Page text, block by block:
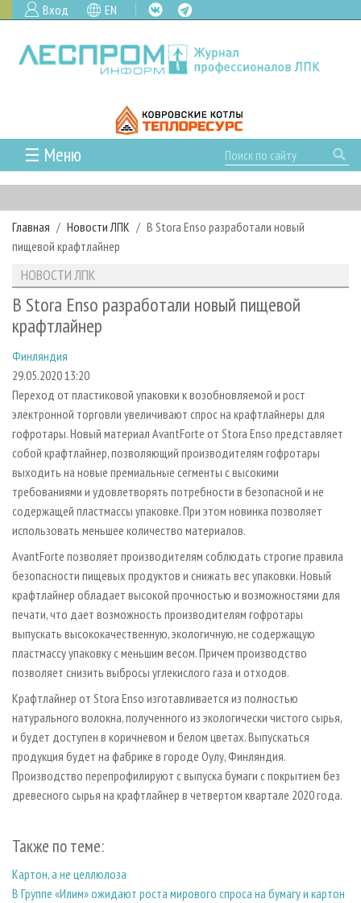
Вход EN
☰ Меню
ГЛАВНАЯ
РУБРИКИ И ТЕМЫ
РУБРИКИ ЖУРНАЛА
ЛЕСОЗАГОТОВКА
ЛЕСОПИЛЕНИЕ
СУШКА ДРЕВЕСИНЫ
ПРОИЗВОДСТВО ДРЕВЕСНЫХ ПЛИТ
ДЕРЕВЯННОЕ ДОМОСТРОЕНИЕ
ПРОИЗВОДСТВО МЕБЕЛИ
БИОЭНЕРГЕТИКА
ЦБП
ИНСТРУМЕНТ И МАТЕРИАЛЫ
НОВОСТИ
НОВОСТИ ЛПК
НОВОСТИ ЖУРНАЛА
ПРОЕКТЫ ЛПИ
АНАЛИТИКА
ПРЕДПРИЯТИЯ ЛПК
ПЕРСОНЫ
МОБИЛЬНЫЕ ВЫСТАВКИ
ОФИЦИАЛЬНЫЕ ДЕЛЕГАЦИИ
ПРИОРИТЕТНЫЕ ИНВЕСТПРОЕКТЫ
RUSSIAN FORESTRY REVIEW
ГАЗЕТА ЛЕСПРОМФОРУМ
БИБЛИОТЕКА СПЕЦИАЛИСТА
АРХИВ
АРХИВ ЖУРНАЛОВ
О ЖУРНАЛЕ
КОНТАКТЫ
РЕКЛАМОДАТЕЛЯМ
РЕКЛАМА
РЕКЛАМА НА САЙТЕ
Главная Новости ЛПК
В Stora Enso разработали новый
пищевой крафтлайнер
НОВОСТИ ЛПК
В Stora Enso разработали новый пищевой
крафтлайнер
Финляндия
29.05.2020 13:20
Переход от пластиковой упаковки к возобновляемой и рост
электронной торговли увеличивают спрос на крафтлайнеры для
гофротары. Новый материал AvantForte от Stora Enso представляет
собой крафтлайнер, позволяющий производителям гофротары
выходить на новые премиальные сегменты с высокими
требованиями и удовлетворять потребности в безопасной и не
содержащей пластмассы упаковке. При этом новинка позволяет
использовать меньшее количество материалов.
AvantForte позволяет производителям соблюдать строгие правила
безопасности пищевых продуктов и снижать вес упаковки. Новый
крафтлайнер обладает высокой прочностью и возможностями для
печати, что дает возможность производителям гофротары
выпускать высококачественную, экологичную, не содержащую
пластмассу упаковку с меньшим весом. Причем производство
позволяет снизить выбросы углекислого газа и отходов.
Крафтлайнер от Stora Enso изготавливается из полностью
натурального волокна, полученного из экологически чистого сырья,
и будет доступен в коричневом и белом цветах. Выпускаться
продукция будет на фабрике в городе Оулу, Финляндия.
Производство перепрофилируют с выпуска бумаги с покрытием без
древесного сырья на крафтлайнер в четвертом квартале 2020 года.
Также по теме:
Картон, а не целлюлоза
В Группе «Илим» ожидают роста мирового спроса на бумагу и картон